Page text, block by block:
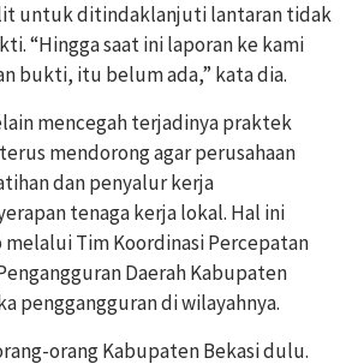
untuk ditindaklanjuti lantaran tidak
“Hingga saat ini laporan ke kami
bukti, itu belum ada,” kata dia.
mencegah terjadinya praktek
mendorong agar perusahaan
dan penyalur kerja
tenaga kerja lokal. Hal ini
melalui Tim Koordinasi Percepatan
Daerah Kabupaten
penggangguran di wilayahnya.
orang Kabupaten Bekasi dulu.